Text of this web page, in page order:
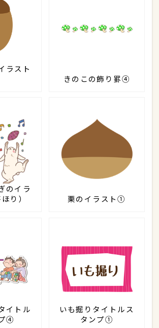
ラスト
きのこの飾り罫④
のイラ
り）
栗のイラスト①
イトル
④
いも掘りタイトルス
タンプ①